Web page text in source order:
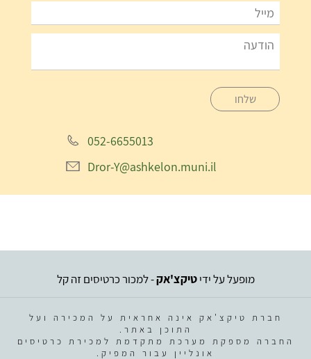
שלחו
052-6655013
Dror-Y@ashkelon.muni.il
מופעל על ידיטיקצ'אק- למכור כרטיסים זה קל
חברת טיקצ'אק אינה אחראית על המכירה ועל
התוכן באתר.
החברה מספקת מערכת מתקדמת למכירת כרטיסים
אונליין עבור המפיק.